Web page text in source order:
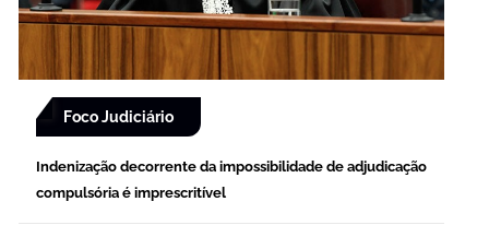
Foco Judiciário
Indenização decorrente da impossibilidade de adjudicação
compulsória é imprescritível